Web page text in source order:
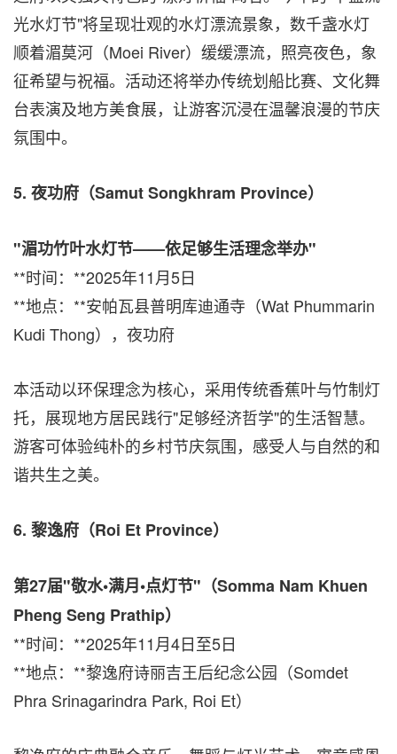
光水灯节"将呈现壮观的水灯漂流景象，数千盏水灯
顺着湄莫河（Moei River）缓缓漂流，照亮夜色，象
征希望与祝福。活动还将举办传统划船比赛、文化舞
台表演及地方美食展，让游客沉浸在温馨浪漫的节庆
氛围中。
5. 夜功府（Samut Songkhram Province）
"湄功竹叶水灯节——依足够生活理念举办"
**时间：**2025年11月5日
**地点：**安帕瓦县普明库迪通寺（Wat Phummarin
Kudi Thong），夜功府
本活动以环保理念为核心，采用传统香蕉叶与竹制灯
托，展现地方居民践行"足够经济哲学"的生活智慧。
游客可体验纯朴的乡村节庆氛围，感受人与自然的和
谐共生之美。
6. 黎逸府（Roi Et Province）
第27届"敬水•满月•点灯节" （Somma Nam Khuen
Pheng Seng Prathip）
**时间：**2025年11月4日至5日
**地点：**黎逸府诗丽吉王后纪念公园（Somdet
Phra Srinagarindra Park, Roi Et）